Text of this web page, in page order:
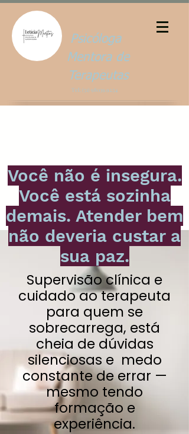
Psicóloga
Mentora de
Terapeutas
Tel:(51) 98039.92.54
Você não é insegura.
Você está sozinha
demais. Atender bem
não deveria custar a
sua paz.
Supervisão clínica e
cuidado ao terapeuta
para quem se
sobrecarrega, está
cheia de dúvidas
silenciosas e medo
constante de errar —
mesmo tendo
formação e
experiência.